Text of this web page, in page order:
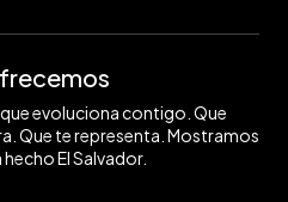
evoluciona contigo. Que
Que te representa. Mostramos
El Salvador.